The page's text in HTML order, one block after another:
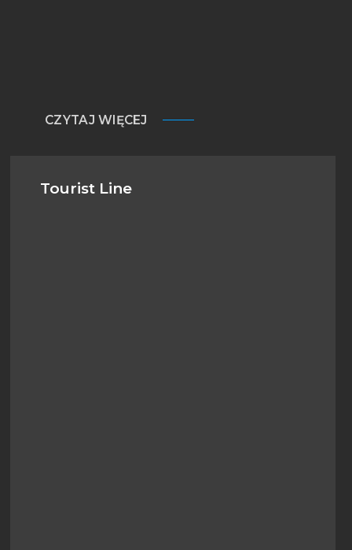
CZYTAJ WIĘCEJ
Tourist Line